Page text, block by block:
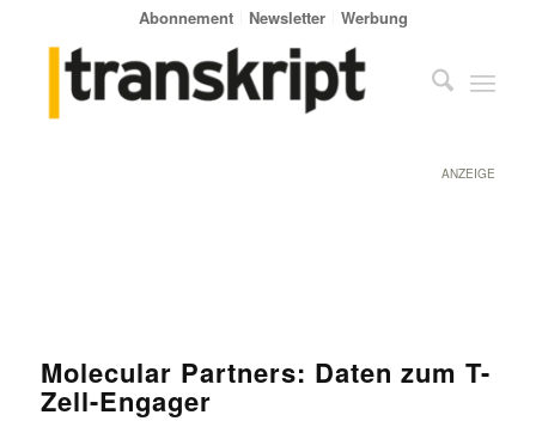
Abonnement Newsletter Werbung
ANZEIGE
Molecular Partners: Daten zum T-
Zell-Engager